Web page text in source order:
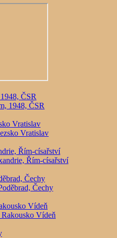
ČSR
Vratislav
Řím-císařství
Čechy
Vídeň